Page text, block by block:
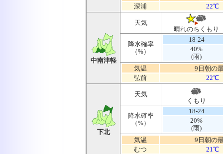
深浦
22℃
中南津軽
天気
晴れのちくもり
降水確率
（%）
18-24
40%
(雨)
気温
9日朝の
弘前
22℃
下北
天気
くもり
降水確率
（%）
18-24
20%
(雨)
気温
9日朝の
むつ
21℃